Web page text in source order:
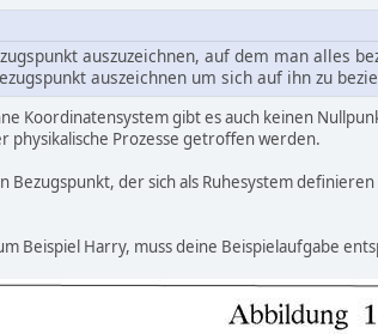
auszuzeichnen, auf dem man alles
auszeichnen um sich auf ihn zu
Koordinatensystem gibt es auch keinen
physikalische Prozesse getroffen werden.
der sich als Ruhesystem definieren
Beispiel Harry, muss deine Beispielaufgabe